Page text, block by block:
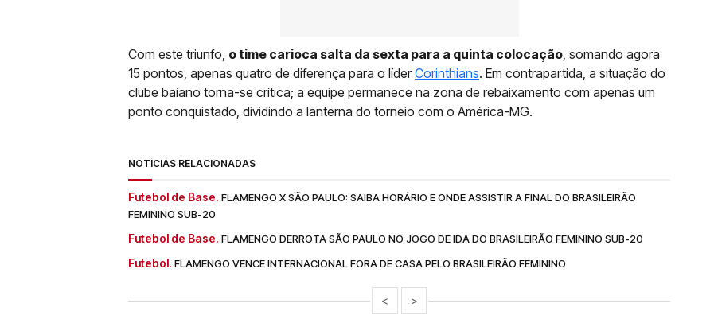
Com este triunfo, o time carioca salta da sexta para a quinta colocação, somando agora
15 pontos, apenas quatro de diferença para o líderCorinthians. Em contrapartida, a situação do
clube baiano torna-se crítica; a equipe permanece na zona de rebaixamento com apenas um
ponto conquistado, dividindo a lanterna do torneio com o América-MG.
NOTÍCIAS RELACIONADAS
Futebol de Base. FLAMENGO X SÃO PAULO: SAIBA HORÁRIO E ONDE ASSISTIR A FINAL DO BRASILEIRÃO
FEMININO SUB-20
Futebol de Base. FLAMENGO DERROTA SÃO PAULO NO JOGO DE IDA DO BRASILEIRÃO FEMININO SUB-20
Futebol. FLAMENGO VENCE INTERNACIONAL FORA DE CASA PELO BRASILEIRÃO FEMININO
< >